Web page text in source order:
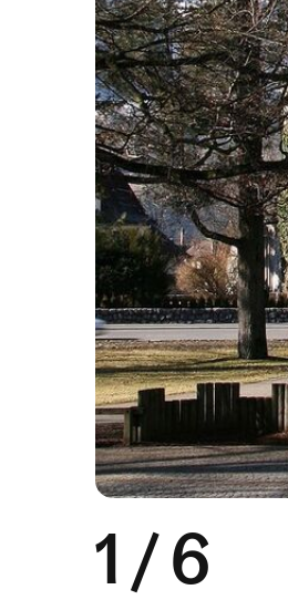
1 /6